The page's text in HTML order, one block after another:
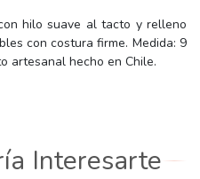
hilo suave al tacto y relleno
con costura firme. Medida: 9
artesanal hecho en Chile.
Interesarte